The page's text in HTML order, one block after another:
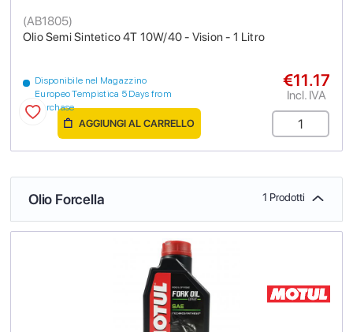
Olio Semi Sintetico 4T 10W/40 - Vision - 1 Litro
(AB1805)
Disponibile nel Magazzino
Europeo Tempistica 5 Days from
purchase
€11.17
Incl. IVA
AGGIUNGI AL CARRELLO
Olio Forcella 1 Prodotti